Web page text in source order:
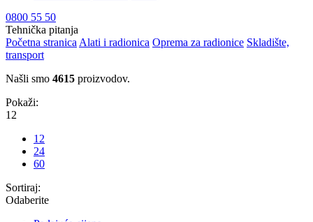
0800 55 50
Tehnička pitanja
Početna stranica Alati i radionica Oprema za radionice Skladište,
transport
Našli smo 4615 proizvodov.
Pokaži:
12
12
24
60
Sortiraj:
Odaberite